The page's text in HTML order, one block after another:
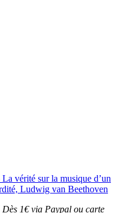
vérité sur la musique d’un
Ludwig van Beethoven
1€ via Paypal ou carte